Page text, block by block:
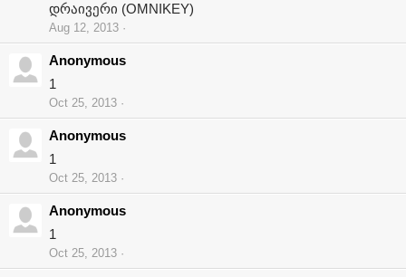
დრაივერი (OMNIKEY)
Aug 12, 2013
Anonymous
1
Oct 25, 2013
Anonymous
1
Oct 25, 2013
Anonymous
1
Oct 25, 2013